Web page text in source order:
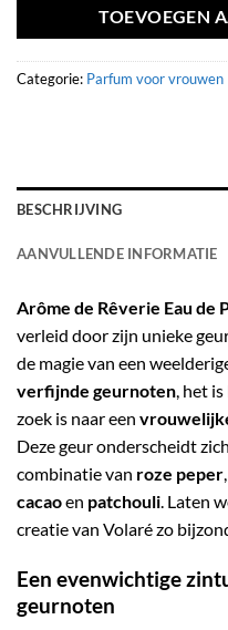
TOEVOEGEN
Categorie: Parfum voor vrouwen
BESCHRIJVING
AANVULLENDE INFORMATIE
Arôme de Rêverie Eau de
verleid door zijn unieke
de magie van een
verfijnde geurnoten, het
zoek is naar een
Deze geur onderscheidt
combinatie van roze peper,
cacaoen patchouli. Laten
creatie van Volaré zo
Een evenwichtige
geurnoten